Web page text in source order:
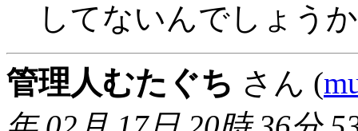
してないんでしょう
管理人むたぐち さん (